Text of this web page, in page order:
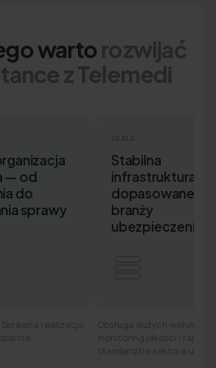
warto rozwijać
z Telemedi
— od
do
sprawy
realizacja.
SKALA
Stabilna
infrastruktura i
dopasowane do
branży
Obsługa dużych
monitoring jakości i
standardzie sektora